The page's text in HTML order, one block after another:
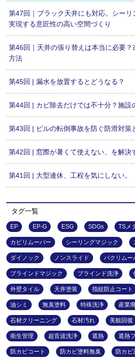
第47回｜ブラック天井にも対応。シー
実現する意匠性の高い空間づくり
第46回｜天井の張り替えは本当に必要？
方法
第45回 | 漏水を放置するとどうなる？
第44回 | カビ除去だけでは不十分？施設
第43回 | ビルの転倒事故を防ぐ防滑対策
第42回 | 窓際が暑くて使えない、を解決
第41回 | 大型連休、工程を気にしない。
タグ一覧
EP EP-G ESG SDGs TSメ
カビリムーバー シーリングマジック
ダイノック ノンスライド バクリムー
ブラインドマジック ブラインド洗浄
外壁タイル 天井塗装 指紋防止コート
油シミ 無臭塗料 特殊洗浄 産業
石材クリーニング 石材汚れ 美観回復
衛生管理 超音波洗浄 遮熱 遮熱
防カビコート 防カビ塗料無臭 防カビ